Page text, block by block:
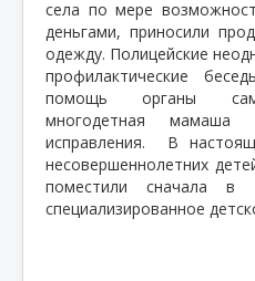
села по мере
деньгами, приносили
одежду. Полицейские
профилактические
помощь органы
многодетная
исправления.
В
несовершеннолетних
поместили сначала
специализированное